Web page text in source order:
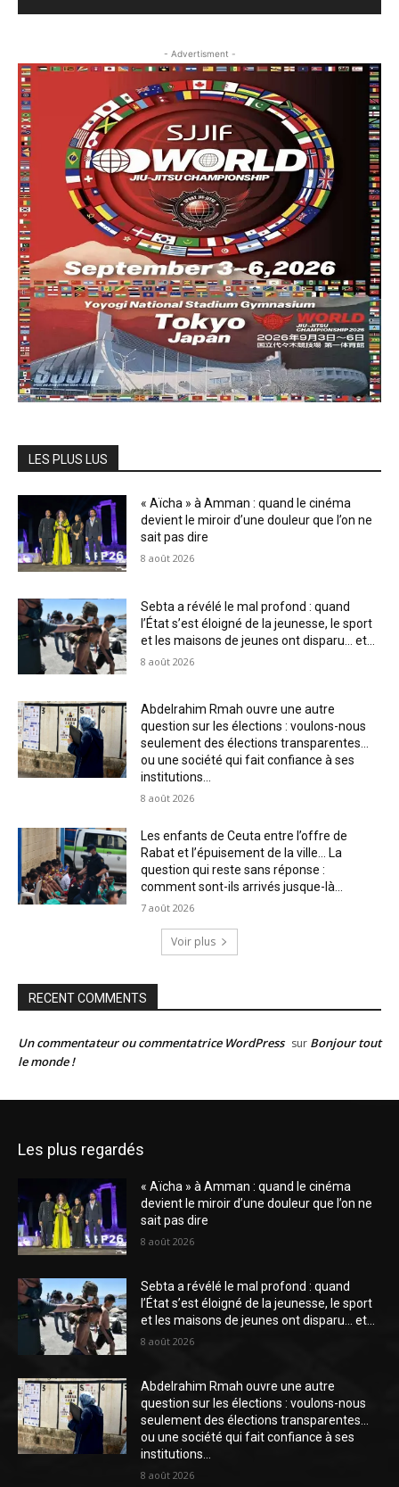
- Advertisment -
LES PLUS LUS
« Aïcha » à Amman : quand le cinéma
devient le miroir d’une douleur que l’on ne
sait pas dire
8 août 2026
Sebta a révélé le mal profond : quand
l’État s’est éloigné de la jeunesse, le sport
et les maisons de jeunes ont disparu… et...
8 août 2026
Abdelrahim Rmah ouvre une autre
question sur les élections : voulons-nous
seulement des élections transparentes…
ou une société qui fait confiance à ses
institutions...
8 août 2026
Les enfants de Ceuta entre l’offre de
Rabat et l’épuisement de la ville… La
question qui reste sans réponse :
comment sont-ils arrivés jusque-là...
7 août 2026
Voir plus
RECENT COMMENTS
Un commentateur ou commentatrice WordPress sur Bonjour tout
le monde !
Les plus regardés
« Aïcha » à Amman : quand le cinéma
devient le miroir d’une douleur que l’on ne
sait pas dire
8 août 2026
Sebta a révélé le mal profond : quand
l’État s’est éloigné de la jeunesse, le sport
et les maisons de jeunes ont disparu… et...
8 août 2026
Abdelrahim Rmah ouvre une autre
question sur les élections : voulons-nous
seulement des élections transparentes…
ou une société qui fait confiance à ses
institutions...
8 août 2026